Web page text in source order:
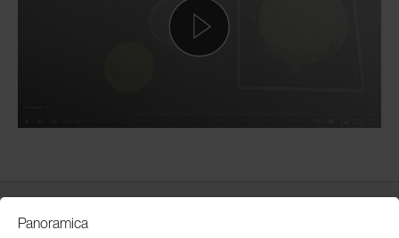
Customer Service
Panoramica